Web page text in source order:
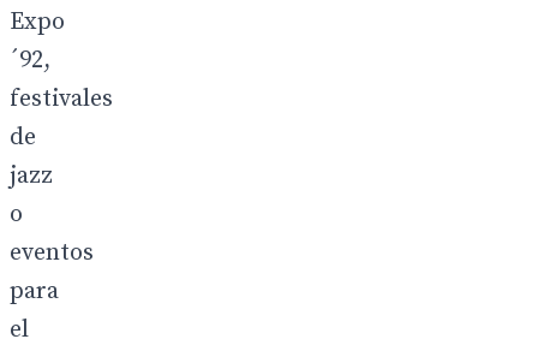
Expo
´92,
festivales
de
jazz
o
eventos
para
el